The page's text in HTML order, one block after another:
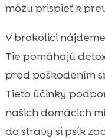
môžu prispieť k
V brokolici
Tie pomáhajú
pred poškodením
Tieto účinky
našich domácich
do stravy si psík